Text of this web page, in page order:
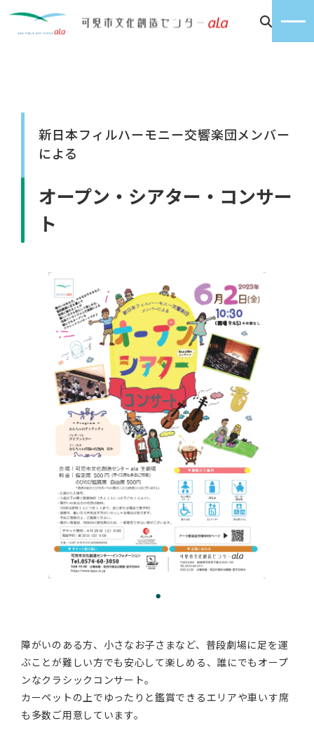
新日本フィルハーモニー交響楽団メンバー
による
オープン・シアター・コンサー
ト
障がいのある方、小さなお子さまなど、普段劇場に足を運
ぶことが難しい方でも安心して楽しめる、誰にでもオープ
ンなクラシックコンサート。
カーペットの上でゆったりと鑑賞できるエリアや車いす席
も多数ご用意しています。